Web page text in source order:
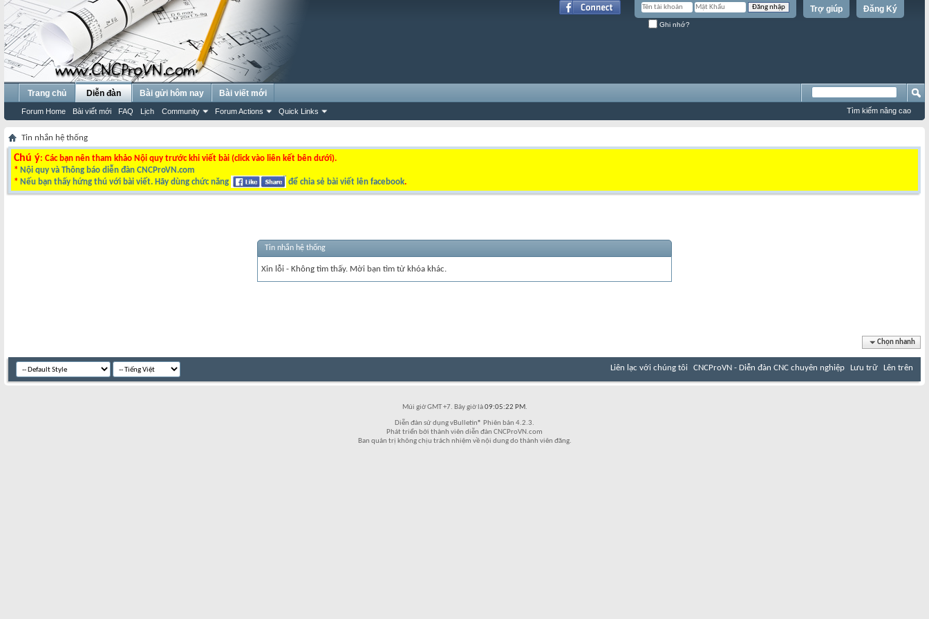
Đăng Ký
Trợ giúp
Ghi nhớ?
Trang chủ Diễn đàn
Forum Home Bài viết mới FAQ Lịch Community Forum Actions Quick Links
Bài gửi hôm nay Bài viết mới
Tìm kiếm nâng cao
Tin nhắn hệ thống
Chú ý: Các bạn nên tham khảo Nội quy trước khi viết bài (click vào liên kết bên dưới).
* Nội quy và Thông báo diễn đàn CNCProVN.com
* Nếu bạn thấy hứng thú với bài viết. Hãy dùng chức năng để chia sẻ bài viết lên facebook.
Tin nhắn hệ thống
Xin lỗi - Không tìm thấy. Mời bạn tìm từ khóa khác.
Chọn nhanh
Liên lạc với chúng tôi CNCProVN - Diễn đàn CNC chuyên nghiệp Lưu trữ Lên trên
Múi giờ GMT +7. Bây giờ là09:05:22 PM.
Diễn đàn sử dụng vBulletin® Phiên bản 4.2.3.
Phát triển bởi thành viên diễn đàn CNCProVN.com
Ban quản trị không chịu trách nhiệm về nội dung do thành viên đăng.